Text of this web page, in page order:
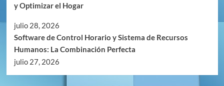
y Optimizar el Hogar
julio 28, 2026
Software de Control Horario y Sistema de Recursos
Humanos: La Combinación Perfecta
julio 27, 2026